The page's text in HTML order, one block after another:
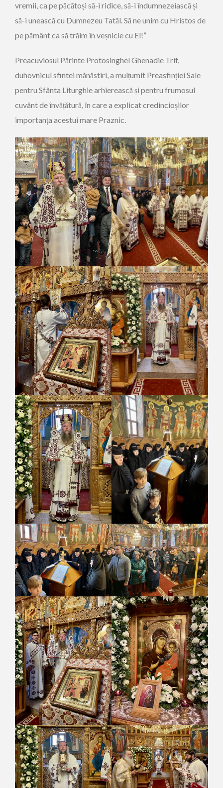
vremii, ca pe păcătoși să-i ridice, să-i îndumnezeiască și
să-i unească cu Dumnezeu Tatăl. Să ne unim cu Hristos de
pe pământ ca să trăim în veșnicie cu El!”
Preacuviosul Părinte Protosinghel Ghenadie Trif,
duhovnicul sfintei mănăstiri, a mulțumit Preasfinției Sale
pentru Sfânta Liturghie arhierească și pentru frumosul
cuvânt de învățătură, în care a explicat credincioșilor
importanța acestui mare Praznic.